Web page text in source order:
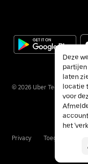
© 2026 Uber Technologies
Privacy Toegankelijkheid
Deze
laten
locatie
voor
het